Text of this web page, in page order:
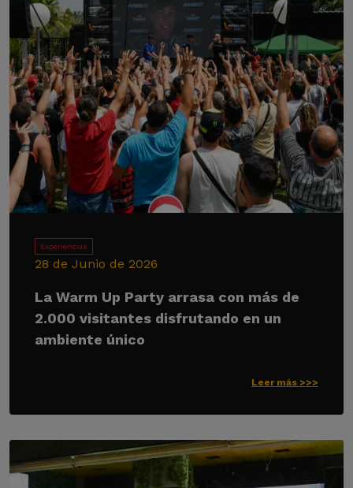
Experiencias
28 de Junio de 2026
La Warm Up Party arrasa con más de
2.000 visitantes disfrutando en un
ambiente único
Leer más >>>